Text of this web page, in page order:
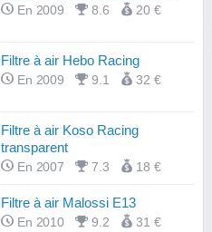
En 2009 8.6 20 €
Filtre à air Hebo Racing
En 2009 9.1 32 €
Filtre à air Koso Racing
transparent
En 2007 7.3 18 €
Filtre à air Malossi E13
En 2010 9.2 31 €